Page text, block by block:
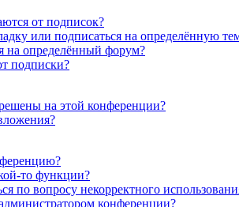
от подписок?
или подписаться на определённую
на определённый форум?
подписки?
на этой конференции?
то функции?
по вопросу некорректного
конференции?